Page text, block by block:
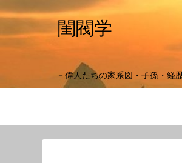
閨閥学
－偉人たちの家系図・子孫・